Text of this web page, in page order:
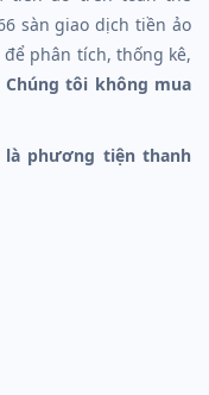
sàn giao dịch tiền ảo
phân tích, thống kê,
Chúng tôi không mua
là phương tiện thanh